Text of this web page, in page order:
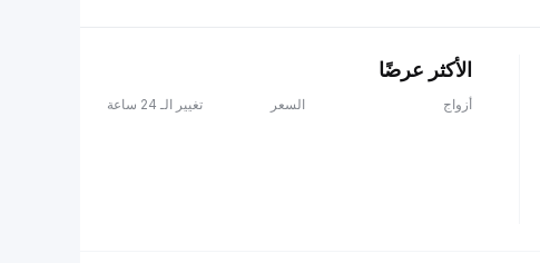
الأكثر عرضًا
أزواج السعر تغيير الـ 24 ساعة